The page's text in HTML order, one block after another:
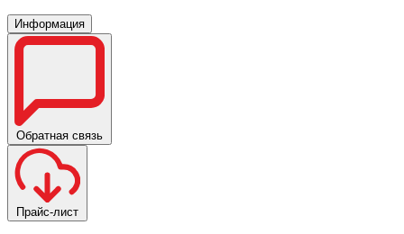
Информация
Обратная связь
Прайс-лист